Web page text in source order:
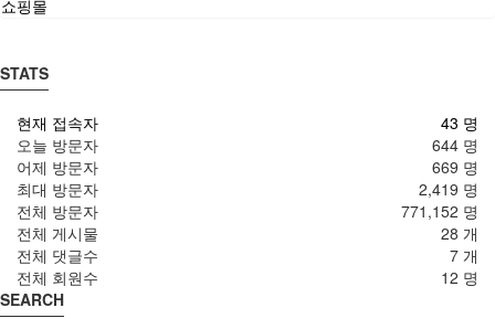
상관례에 따릅니다.
제4조 서비스의 제공 및 변경
"몰"은 다음과 같은 업무를 수행합니다.
재화 또는 용역에 대한 정보 제공 및 구매계약의 체결
"몰"은 재화 또는 용역의 품절 또는 기술적 사양의 변경 등의
쇼핑몰
STATS
43 명
현재 접속자
644 명
오늘 방문자
669 명
어제 방문자
2,419 명
최대 방문자
771,152 명
전체 방문자
28 개
전체 게시물
7 개
전체 댓글수
12 명
전체 회원수
SEARCH